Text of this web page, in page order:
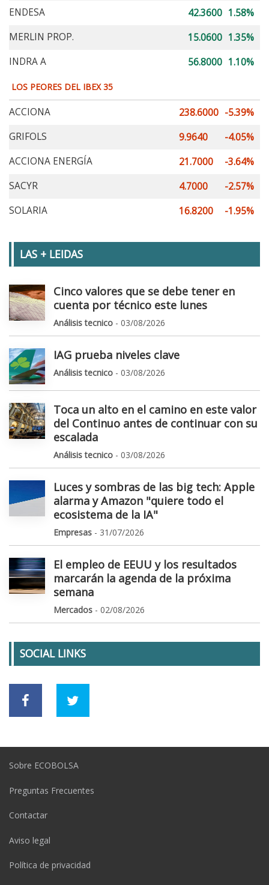
ENDESA
42.3600 1.58%
MERLIN PROP.
15.0600 1.35%
INDRA A
56.8000 1.10%
LOS PEORES DEL IBEX 35
ACCIONA 238.6000 -5.39%
GRIFOLS
9.9640
-4.05%
ACCIONA ENERGÍA
21.7000
-3.64%
SACYR
4.7000
-2.57%
SOLARIA
16.8200 -1.95%
LAS + LEIDAS
Cinco valores que se debe tener en
cuenta por técnico este lunes
Análisis tecnico - 03/08/2026
IAG prueba niveles clave
Análisis tecnico - 03/08/2026
Toca un alto en el camino en este valor
del Continuo antes de continuar con su
escalada
Análisis tecnico - 03/08/2026
Luces y sombras de las big tech: Apple
alarma y Amazon "quiere todo el
ecosistema de la IA"
Empresas - 31/07/2026
El empleo de EEUU y los resultados
marcarán la agenda de la próxima
semana
Mercados - 02/08/2026
SOCIAL LINKS
Sobre ECOBOLSA
Preguntas Frecuentes
Contactar
Aviso legal
Política de privacidad